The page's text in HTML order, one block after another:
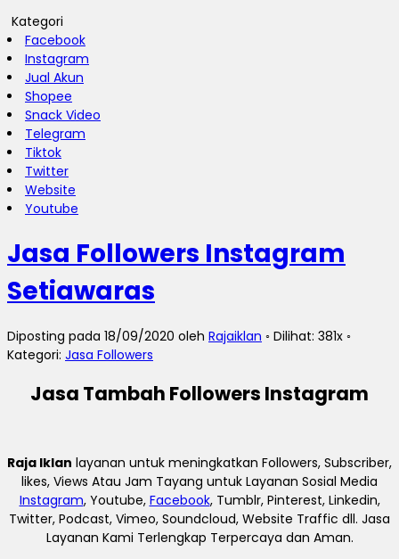
Kategori
Facebook
Instagram
Jual Akun
Shopee
Snack Video
Telegram
Tiktok
Twitter
Website
Youtube
Jasa Followers Instagram
Setiawaras
Diposting pada 18/09/2020 oleh Rajaiklan ◦ Dilihat: 381x ◦
Kategori: Jasa Followers
Jasa Tambah Followers Instagram
Raja Iklan layanan untuk meningkatkan Followers, Subscriber,
likes, Views Atau Jam Tayang untuk Layanan Sosial Media
Instagram, Youtube, Facebook, Tumblr, Pinterest, Linkedin,
Twitter, Podcast, Vimeo, Soundcloud, Website Traffic dll. Jasa
Layanan Kami Terlengkap Terpercaya dan Aman.